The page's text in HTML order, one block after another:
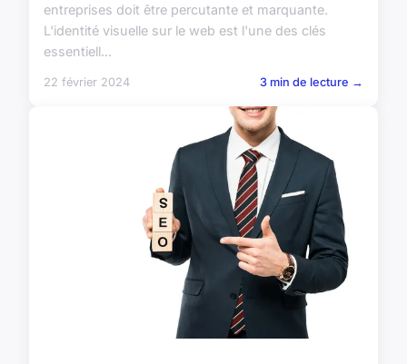
entreprises doit être percutante et marquante.
L'identité visuelle sur le web est l'une des clés
essentiell...
22 février 2024 3 min de lecture →